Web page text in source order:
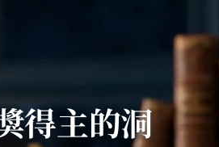
得主的洞